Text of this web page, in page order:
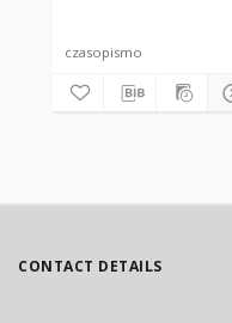
czasopismo
CONTACT DETAILS